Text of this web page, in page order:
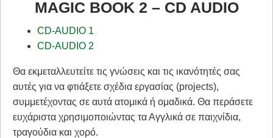
MAGIC BOOK 2 – CD AUDIO
CD-AUDIO 1
CD-AUDIO 2
Θα εκμεταλλευτείτε τις γνώσεις και τις ικανότητές σας
αυτές για να φτιάξετε σχέδια εργασίας (projects),
συμμετέχοντας σε αυτά ατομικά ή ομαδικά. Θα περάσετε
ευχάριστα χρησιμοποιώντας τα Αγγλικά σε παιχνίδια,
τραγούδια και χορό.